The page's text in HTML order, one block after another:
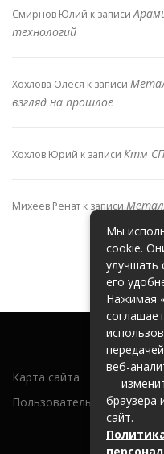
Смирнов Юлий к записи
технологий
Хохлова Олеся к записи
взгляд на прошлое
Хохлов Юрий к записи Ктм
Михеев Ренат к записи
Карта сайта
Пользовательское
Мы
cookie.
улучшать
его
Нажимая
веб-
—
браузера
сайт.